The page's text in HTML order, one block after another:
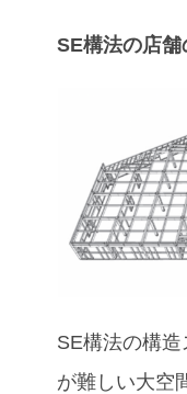
SE構法の店
SE構法の構
が難しい大空